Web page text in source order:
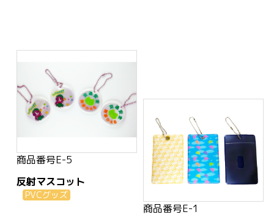
商品番号E-5
反射マスコット
PVCグッズ
商品番号E-1